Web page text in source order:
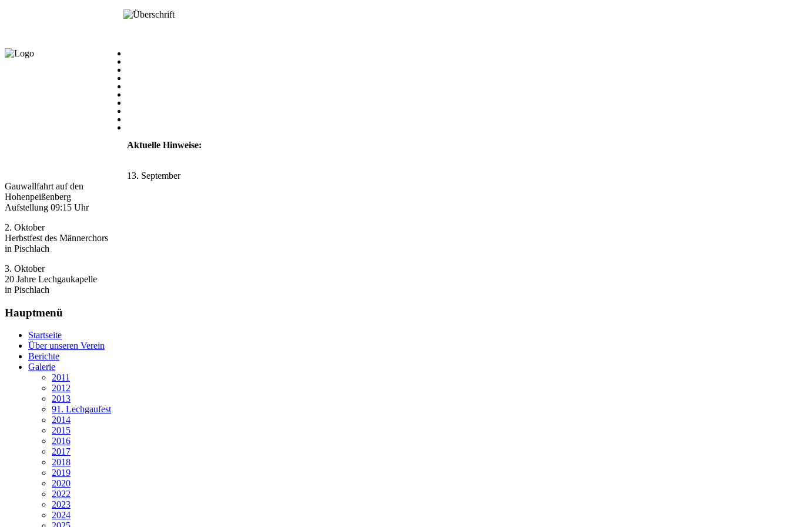
Aktuelle Hinweise:
13. September
Gauwallfahrt auf den
Hohenpeißenberg
Aufstellung 09:15 Uhr
2. Oktober
Herbstfest des Männerchors
in Pischlach
3. Oktober
20 Jahre Lechgaukapelle
in Pischlach
Hauptmenü
Startseite
Über unseren Verein
Berichte
Galerie
2011
2012
2013
91. Lechgaufest
2014
2015
2016
2017
2018
2019
2020
2022
2023
2024